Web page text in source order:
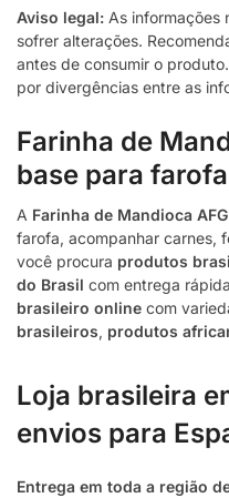
Aviso legal: As informações
sofrer alterações.
antes de consumir o
por divergências entre as
Farinha de
base para
A Farinha de Mandioca
farofa, acompanhar carnes,
você procura produtos
do Brasil com entrega
brasileiro online com
brasileiros, produtos
Loja brasileira
envios para
Entrega em toda a região